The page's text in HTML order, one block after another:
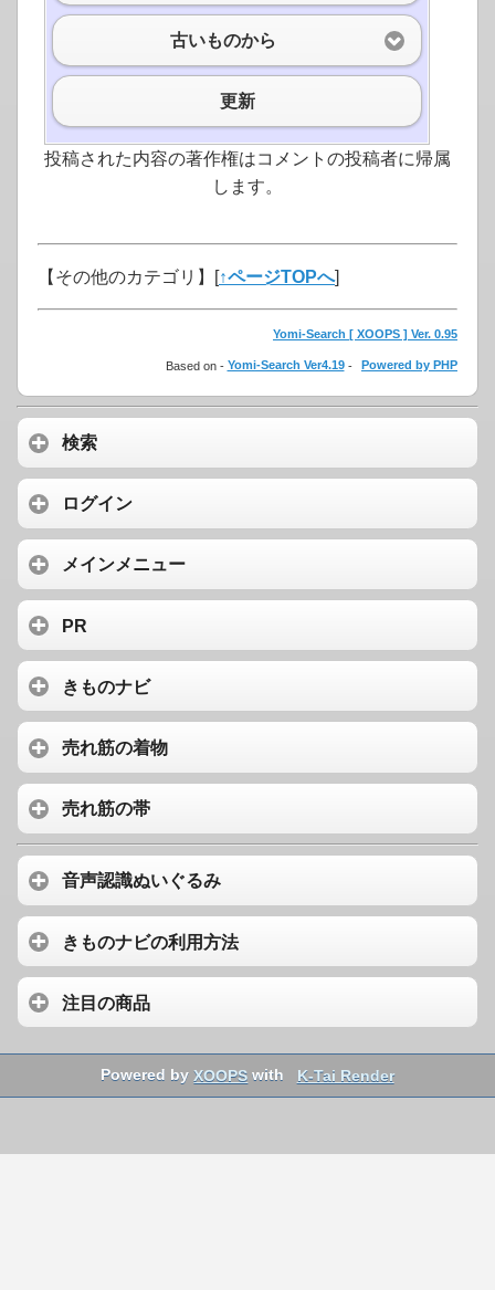
古いものから
更新
投稿された内容の著作権はコメントの投稿者に帰属
します。
【その他のカテゴリ】 [↑ページTOPへ]
Yomi-Search [ XOOPS ] Ver. 0.95
Based on - Yomi-Search Ver4.19- Powered by PHP
検索
ログイン
メインメニュー
PR
きものナビ
売れ筋の着物
売れ筋の帯
音声認識ぬいぐるみ
きものナビの利用方法
注目の商品
Powered byXOOPS with K-Tai Render